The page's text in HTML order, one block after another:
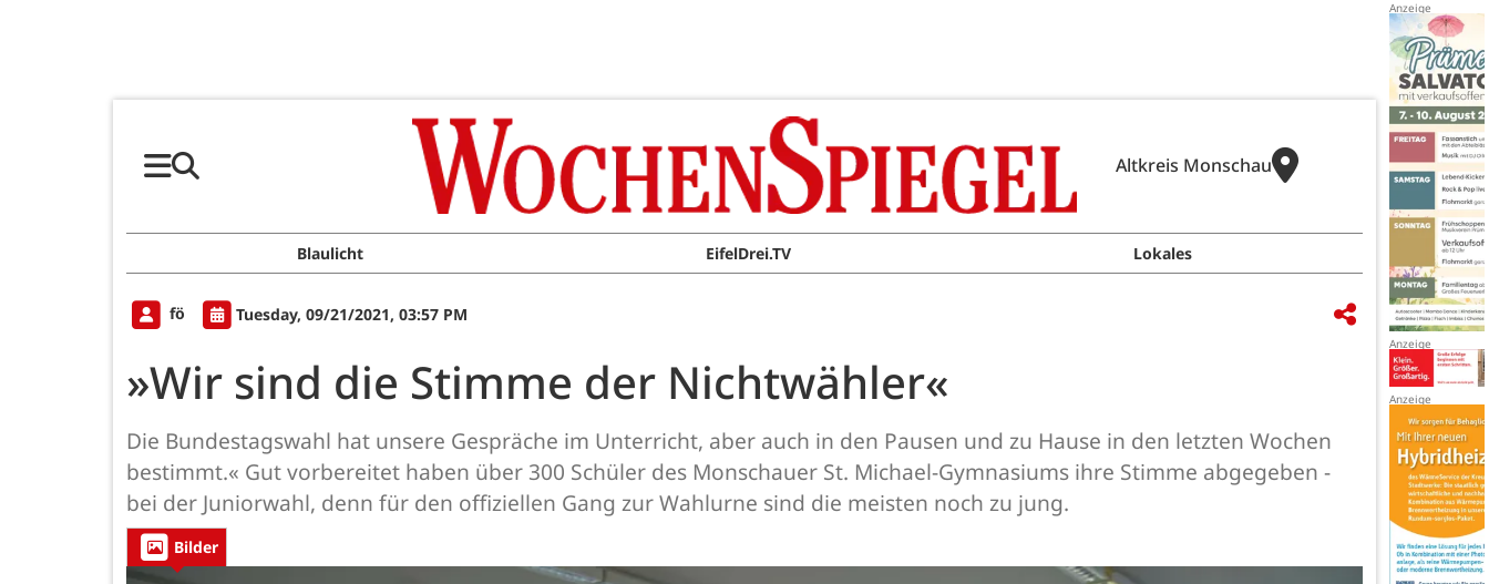
Altkreis Monschau
Blaulicht EifelDrei.TV Lokales
fö Tuesday, 09/21/2021, 03:57 PM
»Wir sind die Stimme der Nichtwähler«
Die Bundestagswahl hat unsere Gespräche im Unterricht, aber auch in den Pausen und zu Hause in den letzten Wochen
bestimmt.« Gut vorbereitet haben über 300 Schüler des Monschauer St. Michael-Gymnasiums ihre Stimme abgegeben -
bei der Juniorwahl, denn für den offiziellen Gang zur Wahlurne sind die meisten noch zu jung.
Bilder